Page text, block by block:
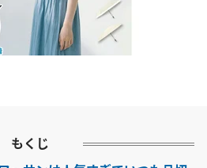
もくじ